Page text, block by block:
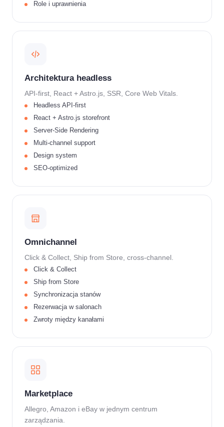
Role i uprawnienia
Architektura headless
API-first, React + Astro.js, SSR, Core Web Vitals.
Headless API-first
React + Astro.js storefront
Server-Side Rendering
Multi-channel support
Design system
SEO-optimized
Omnichannel
Click & Collect, Ship from Store, cross-channel.
Click & Collect
Ship from Store
Synchronizacja stanów
Rezerwacja w salonach
Zwroty między kanałami
Marketplace
Allegro, Amazon i eBay w jednym centrum
zarządzania.